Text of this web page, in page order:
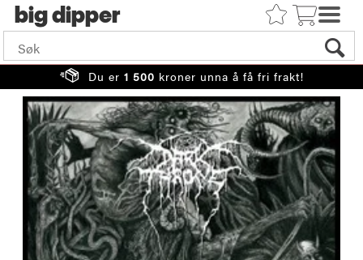
big
Du er 1 500 kroner unna å få fri frakt!